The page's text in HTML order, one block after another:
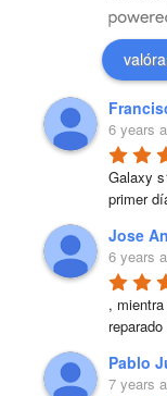
6 years
Galaxy
primer
Jose
6 years
,
Pablo
7 years